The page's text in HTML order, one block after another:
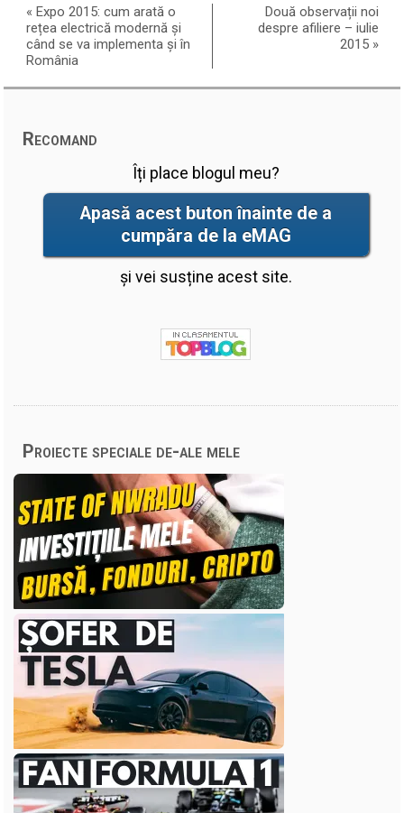
«Expo 2015: cum arată o
rețea electrică modernă și
când se va implementa și în
România
Două observații noi
despre afiliere – iulie
2015 »
Recomand
Îți place blogul meu?
Apasă acest buton înainte de a
cumpăra de la eMAG
și vei susține acest site.
Proiecte speciale de-ale mele